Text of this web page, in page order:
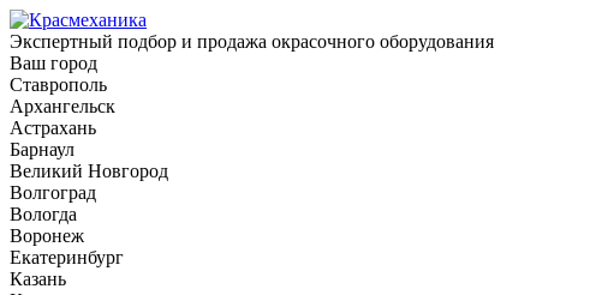
Экспертный подбор и продажа окрасочного оборудования
Ваш город
Ставрополь
Архангельск
Астрахань
Барнаул
Великий Новгород
Волгоград
Вологда
Воронеж
Екатеринбург
Казань